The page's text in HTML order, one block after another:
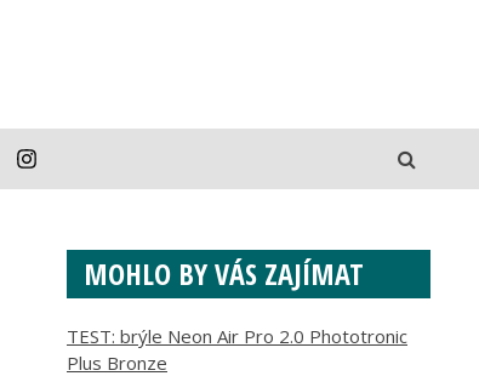
MOHLO BY VÁS ZAJÍMAT
TEST: brýle Neon Air Pro 2.0 Phototronic
Plus Bronze